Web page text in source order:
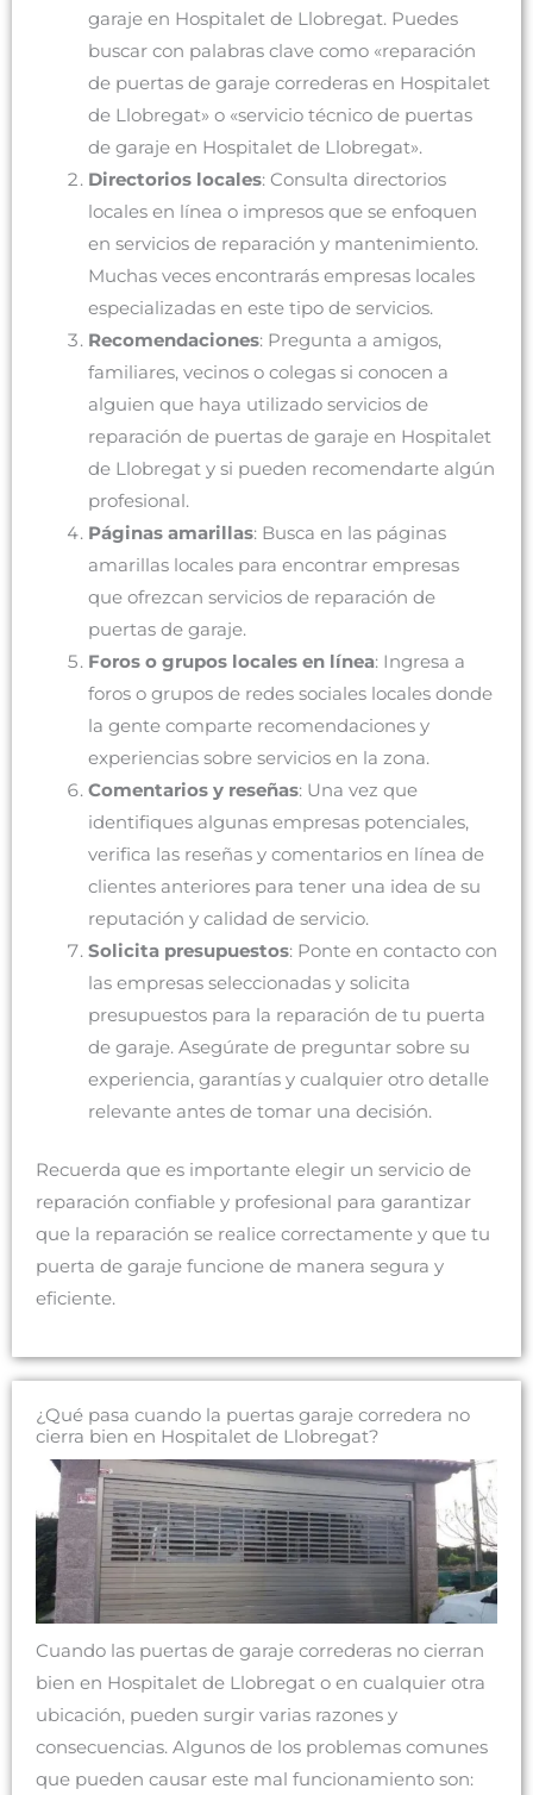
garaje en Hospitalet de Llobregat. Puedes
buscar con palabras clave como «reparación
de puertas de garaje correderas en Hospitalet
de Llobregat» o «servicio técnico de puertas
de garaje en Hospitalet de Llobregat».
Directorios locales: Consulta directorios
locales en línea o impresos que se enfoquen
en servicios de reparación y mantenimiento.
Muchas veces encontrarás empresas locales
especializadas en este tipo de servicios.
Recomendaciones: Pregunta a amigos,
familiares, vecinos o colegas si conocen a
alguien que haya utilizado servicios de
reparación de puertas de garaje en Hospitalet
de Llobregat y si pueden recomendarte algún
profesional.
Páginas amarillas: Busca en las páginas
amarillas locales para encontrar empresas
que ofrezcan servicios de reparación de
puertas de garaje.
Foros o grupos locales en línea: Ingresa a
foros o grupos de redes sociales locales donde
la gente comparte recomendaciones y
experiencias sobre servicios en la zona.
Comentarios y reseñas: Una vez que
identifiques algunas empresas potenciales,
verifica las reseñas y comentarios en línea de
clientes anteriores para tener una idea de su
reputación y calidad de servicio.
Solicita presupuestos: Ponte en contacto con
las empresas seleccionadas y solicita
presupuestos para la reparación de tu puerta
de garaje. Asegúrate de preguntar sobre su
experiencia, garantías y cualquier otro detalle
relevante antes de tomar una decisión.
Recuerda que es importante elegir un servicio de
reparación confiable y profesional para garantizar
que la reparación se realice correctamente y que tu
puerta de garaje funcione de manera segura y
eficiente.
¿Qué pasa cuando la puertas garaje corredera no
cierra bien en Hospitalet de Llobregat?
Cuando las puertas de garaje correderas no cierran
bien en Hospitalet de Llobregat o en cualquier otra
ubicación, pueden surgir varias razones y
consecuencias. Algunos de los problemas comunes
que pueden causar este mal funcionamiento son: